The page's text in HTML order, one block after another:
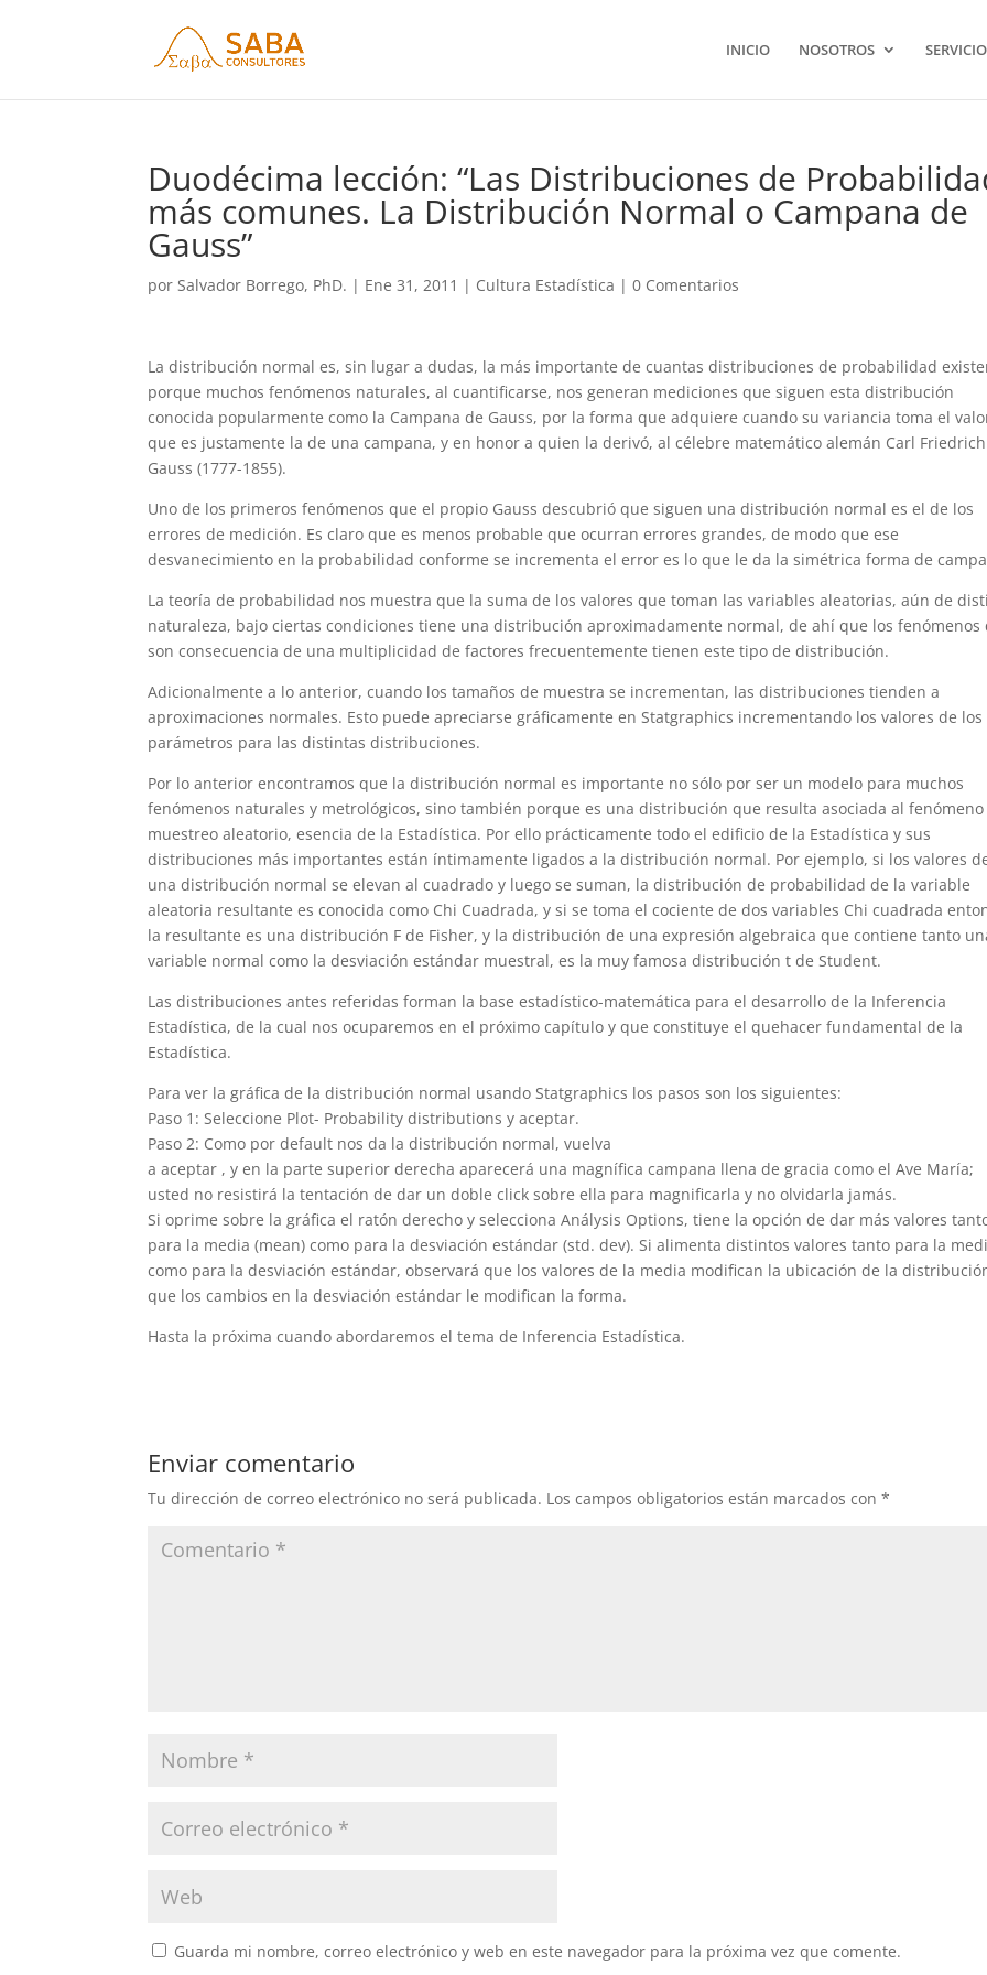
INICIO NOSOTROS
Duodécima lección: “Las Distribuciones de
más comunes. La Distribución Normal o Campana de
Gauss”
porSalvador Borrego, PhD. | Ene 31, 2011 | Cultura Estadística |0 Comentarios
La distribución normal es, sin lugar a dudas, la más importante de cuantas distribuciones de probabilidad
porque muchos fenómenos naturales, al cuantificarse, nos generan mediciones que siguen esta distribución
conocida popularmente como la Campana de Gauss, por la forma que adquiere cuando su variancia toma el
que es justamente la de una campana, y en honor a quien la derivó, al célebre matemático alemán Carl Friedrich
Gauss (1777-1855).
Uno de los primeros fenómenos que el propio Gauss descubrió que siguen una distribución normal es el de los
errores de medición. Es claro que es menos probable que ocurran errores grandes, de modo que ese
desvanecimiento en la probabilidad conforme se incrementa el error es lo que le da la simétrica forma de
La teoría de probabilidad nos muestra que la suma de los valores que toman las variables aleatorias, aún de
naturaleza, bajo ciertas condiciones tiene una distribución aproximadamente normal, de ahí que los fenómenos
son consecuencia de una multiplicidad de factores frecuentemente tienen este tipo de distribución.
Adicionalmente a lo anterior, cuando los tamaños de muestra se incrementan, las distribuciones tienden a
aproximaciones normales. Esto puede apreciarse gráficamente en Statgraphics incrementando los valores de los
parámetros para las distintas distribuciones.
Por lo anterior encontramos que la distribución normal es importante no sólo por ser un modelo para muchos
fenómenos naturales y metrológicos, sino también porque es una distribución que resulta asociada al fenómeno
muestreo aleatorio, esencia de la Estadística. Por ello prácticamente todo el edificio de la Estadística y sus
distribuciones más importantes están íntimamente ligados a la distribución normal. Por ejemplo, si los valores
una distribución normal se elevan al cuadrado y luego se suman, la distribución de probabilidad de la variable
aleatoria resultante es conocida como Chi Cuadrada, y si se toma el cociente de dos variables Chi cuadrada
la resultante es una distribución F de Fisher, y la distribución de una expresión algebraica que contiene tanto
variable normal como la desviación estándar muestral, es la muy famosa distribución t de Student.
Las distribuciones antes referidas forman la base estadístico-matemática para el desarrollo de la Inferencia
Estadística, de la cual nos ocuparemos en el próximo capítulo y que constituye el quehacer fundamental de la
Estadística.
Para ver la gráfica de la distribución normal usando Statgraphics los pasos son los siguientes:
Paso 1: Seleccione Plot- Probability distributions y aceptar.
Paso 2: Como por default nos da la distribución normal, vuelva
a aceptar , y en la parte superior derecha aparecerá una magnífica campana llena de gracia como el Ave María;
usted no resistirá la tentación de dar un doble click sobre ella para magnificarla y no olvidarla jamás.
Si oprime sobre la gráfica el ratón derecho y selecciona Análysis Options, tiene la opción de dar más valores
para la media (mean) como para la desviación estándar (std. dev). Si alimenta distintos valores tanto para la
como para la desviación estándar, observará que los valores de la media modifican la ubicación de la
que los cambios en la desviación estándar le modifican la forma.
Hasta la próxima cuando abordaremos el tema de Inferencia Estadística.
Enviar comentario
Tu dirección de correo electrónico no será publicada. Los campos obligatorios están marcados con*
Guarda mi nombre, correo electrónico y web en este navegador para la próxima vez que comente.